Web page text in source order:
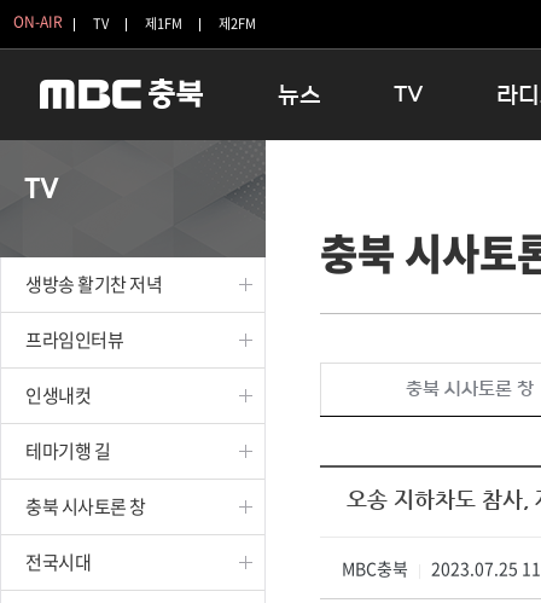
ON-AIR TV 제1FM 제2FM
뉴스
보은
옥천
TV
인생내컷
테마기행 길
시청자 FLEX
특집프로그램
종영프로그램
라
16:00
우리 고
TV
생방송 활기찬 저녁
프라임인터뷰
인생내컷
테마기행 길
충북 시사토론 창
전국시대
충북 시사토
충북 시사토론 창
오송 지하차도 참사,
MBC충북 2023.07.25